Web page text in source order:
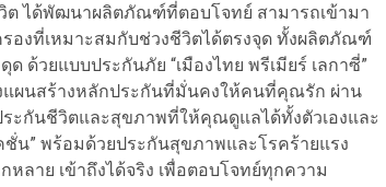
ต ได้พัฒนาผลิตภัณฑ์ที่ตอบโจทย์ สามารถเข้ามา
องที่เหมาะสมกับช่วงชีวิตได้ตรงจุด ทั้งผลิตภัณฑ์
ด้วยแบบประกันภัย “เมืองไทย พรีเมียร์ เลกาซี่”
แผนสร้างหลักประกันที่มั่นคงให้คนที่คุณรัก ผ่าน
ระกันชีวิตและสุขภาพที่ให้คุณดูแลได้ทั้งตัวเองและ
ชั่น” พร้อมด้วยประกันสุขภาพและโรคร้ายแรง
ลาย เข้าถึงได้จริง เพื่อตอบโจทย์ทุกความ